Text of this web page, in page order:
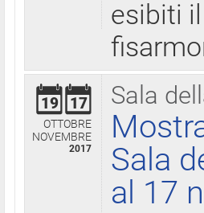
esibiti
Sala
19 17
OTTOBRE
NOVEMBRE
2017
Sala
al 17